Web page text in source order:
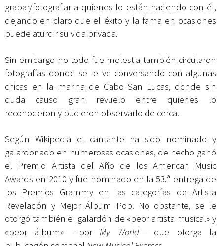
grabar/fotografiar a quienes lo están haciendo con él,
dejando en claro que el éxito y la fama en ocasiones
puede aturdir su vida privada.
Sin embargo no todo fue molestia también circularon
fotografías donde se le ve conversando con algunas
chicas en la marina de Cabo San Lucas, donde sin
duda causo gran revuelo entre quienes lo
reconocieron y pudieron observarlo de cerca.
Según Wikipedia el cantante ha sido nominado y
galardonado en numerosas ocasiones, de hecho ganó
el Premio Artista del Año de los American Music
Awards en 2010 y fue nominado en la 53.ª entrega de
los Premios Grammy en las categorías de Artista
Revelación y Mejor Álbum Pop. No obstante, se le
otorgó también el galardón de «peor artista musical» y
«peor álbum» —porMy World— que otorga la